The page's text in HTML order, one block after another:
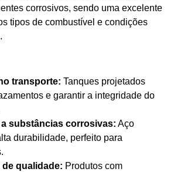
corrosivos, sendo uma excelente
tipos de combustível e condições
transporte: Tanques projetados
e garantir a integridade do
a substâncias corrosivas: Aço
durabilidade, perfeito para
qualidade: Produtos com